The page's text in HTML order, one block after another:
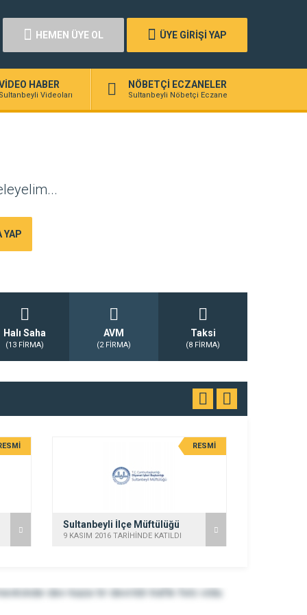
HEMEN ÜYE OL ÜYE GİRİŞİ YAP
HABER
Sultanbeyli Videoları
NÖBETÇİ ECZANELER
Sultanbeyli Nöbetçi Eczane
YAP
Halı Saha
(13 FİRMA)
AVM
(2 FİRMA)
Taksi
(8 FİRMA)
RESMİ
Sultanbeyli İlçe Müftülüğü
9 KASIM 2016 TARİHİNDE KATILDI